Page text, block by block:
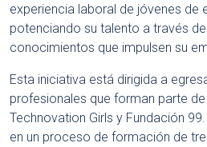
experiencia laboral de jóvenes de
potenciando su talento a través
conocimientos que impulsen su
Esta iniciativa está dirigida a
profesionales que forman parte de
Technovation Girls y Fundación
en un proceso de formación de